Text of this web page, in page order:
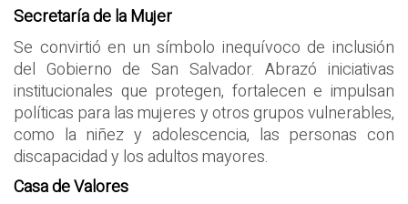
Secretaría de la Mujer
Se convirtió en un símbolo inequívoco de inclusión
del Gobierno de San Salvador. Abrazó iniciativas
institucionales que protegen, fortalecen e impulsan
políticas para las mujeres y otros grupos vulnerables,
como la niñez y adolescencia, las personas con
discapacidad y los adultos mayores.
Casa de Valores